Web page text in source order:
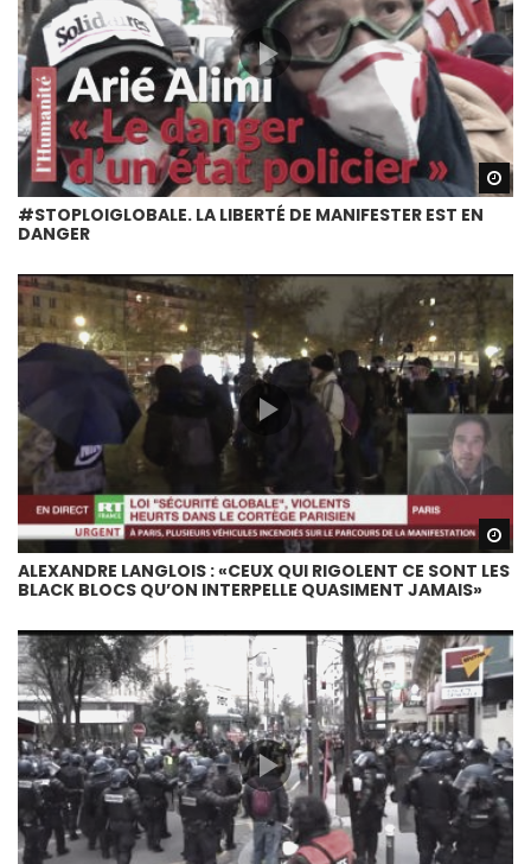
#STOPLOIGLOBALE. LA LIBERTÉ DE MANIFESTER EST EN
DANGER
ALEXANDRE LANGLOIS : «CEUX QUI RIGOLENT CE SONT LES
BLACK BLOCS QU’ON INTERPELLE QUASIMENT JAMAIS»